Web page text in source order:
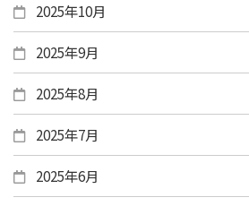
2025年10月
2025年9月
2025年8月
2025年7月
2025年6月